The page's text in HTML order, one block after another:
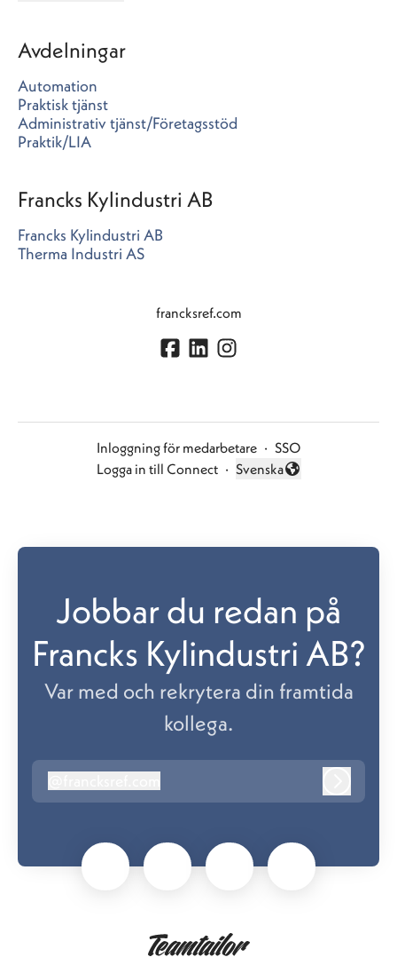
Avdelningar
Automation
Praktisk tjänst
Administrativ tjänst/Företagsstöd
Praktik/LIA
Francks Kylindustri AB
Francks Kylindustri AB
Therma Industri AS
francksref.com
Inloggning för medarbetare · SSO
Logga in till Connect ·
Byt språk
Svenska
Jobbar du redan på
Francks Kylindustri AB?
Var med och rekrytera din framtida
kollega.
francksref.com